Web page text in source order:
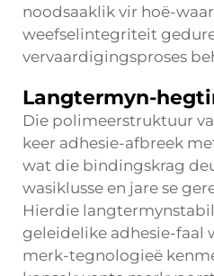
noodsaaklik vir hoë-
weefselintegriteit
vervaardigingsproses
Langtermyn-
Die polimeerstruktuur
keer adhesie-afbreek
wat die bindingskrag
wasiklusse en jare se
Hierdie
geleidelike adhesie-faal
merk-tegnologieë